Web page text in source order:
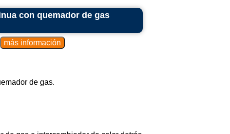
con quemador de gas
de gas.